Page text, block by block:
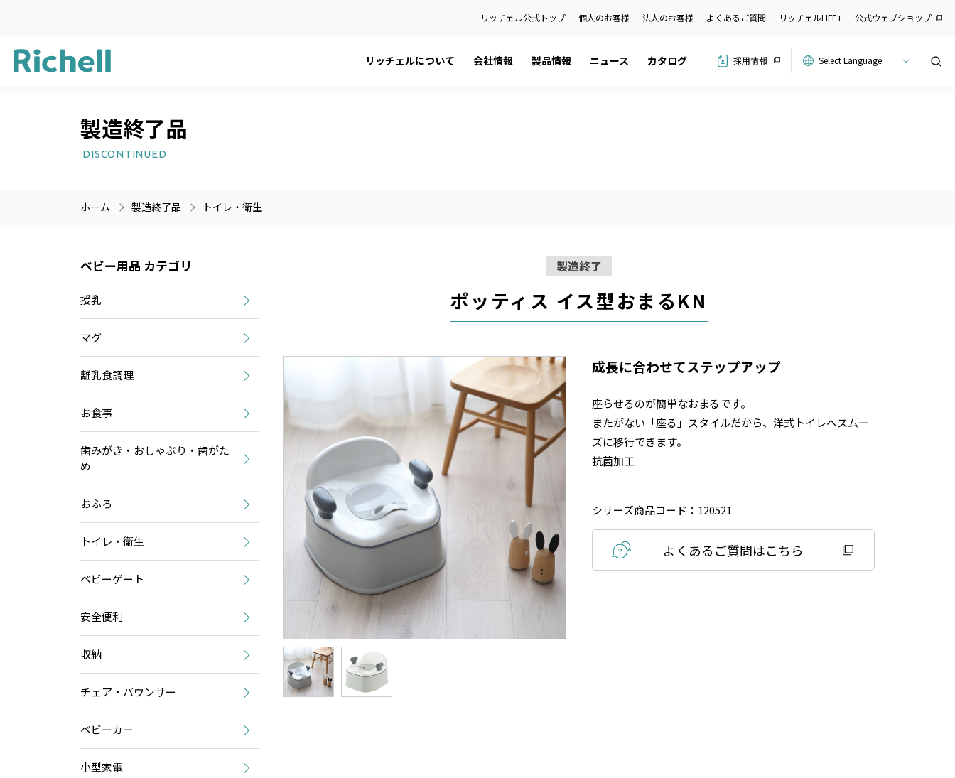
リッチェル公式トップ 個人のお客様 法人のお客様 よくあるご質問 リッチェルLIFE+ 公式ウェブショップ
リッチェルについて 会社情報 製品情報 ニュース カタログ 採用情報
製造終了品
DISCONTINUED
ホーム 製造終了品 トイレ・衛生
製造終了
ポッティス イス型おまるKN
成長に合わせてステップアップ
座らせるのが簡単なおまるです。
またがない「座る」スタイルだから、洋式トイレへスムー
ズに移行できます。
抗菌加工
シリーズ商品コード：120521
よくあるご質問はこちら
ベビー用品 カテゴリ
授乳
マグ
離乳食調理
お食事
歯みがき・おしゃぶり・歯がた
め
おふろ
トイレ・衛生
ベビーゲート
安全便利
収納
チェア・バウンサー
ベビーカー
小型家電